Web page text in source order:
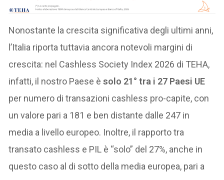
Nonostante la crescita significativa degli ultimi anni,
l’Italia riporta tuttavia ancora notevoli margini di
crescita: nel Cashless Society Index 2026 di TEHA,
infatti, il nostro Paese èsolo 21° tra i 27 Paesi UE
per numero di transazioni cashless pro-capite, con
un valore pari a 181 e ben distante dalle 247 in
media a livello europeo. Inoltre, il rapporto tra
transato cashless e PIL è “solo” del 27%, anche in
questo caso al di sotto della media europea, pari a